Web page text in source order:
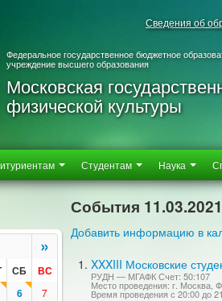
Сведения об
Федеральное государственное бюджетное
учреждение высшего образования
Московская
физической культуры
Студентам Наука
»
СБ
ВС
6
7
События 11.03.2021
Добавить информацию в
XXXIII Московские
РУДН — МГАФК Счет: 50:107
Место проведения: г. Москва,
Время проведения с 20:00 до